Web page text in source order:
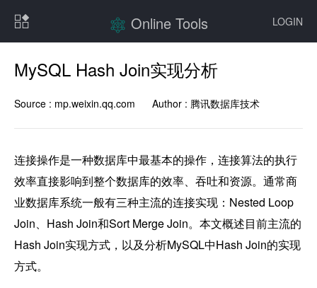
LOGIN
Online Tools
MySQL Hash Join实现分析
Source : mp.weixin.qq.com Author : 腾讯数据库技术
连接操作是一种数据库中最基本的操作，连接算法的执行
效率直接影响到整个数据库的效率、吞吐和资源。通常商
业数据库系统一般有三种主流的连接实现：Nested Loop
Join、Hash Join和Sort Merge Join。本文概述目前主流的
Hash Join实现方式，以及分析MySQL中Hash Join的实现
方式。